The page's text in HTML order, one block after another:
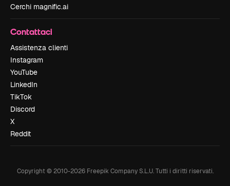
Cerchi magnific.ai
Contattaci
Assistenza clienti
Instagram
YouTube
LinkedIn
TikTok
Discord
X
Reddit
Copyright © 2010-2026Freepik Company S.L.U. Tutti i diritti riservati.